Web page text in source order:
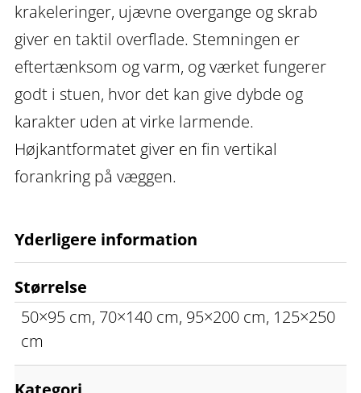
krakeleringer, ujævne overgange og skrab
giver en taktil overflade. Stemningen er
eftertænksom og varm, og værket fungerer
godt i stuen, hvor det kan give dybde og
karakter uden at virke larmende.
Højkantformatet giver en fin vertikal
forankring på væggen.
Yderligere information
Størrelse
50×95 cm, 70×140 cm, 95×200 cm, 125×250
cm